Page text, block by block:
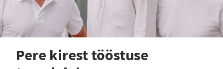
Pere kirest tööstuse